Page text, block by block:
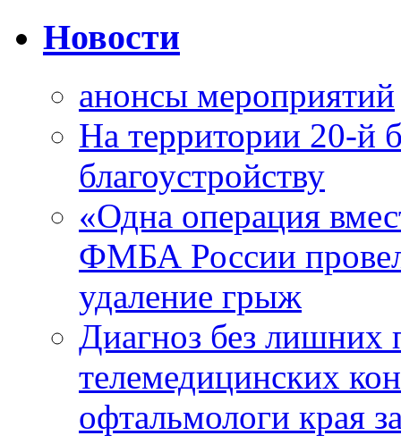
Новости
анонсы мероприятий
На территории 20-й
благоустройству
«Одна операция
ФМБА России
удаление грыж
Диагноз без лишних
телемедицинских
офтальмологи края